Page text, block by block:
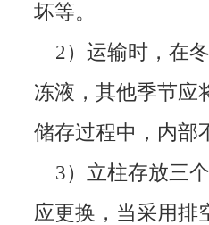
坏等。
2）运输时，在
冻液，其他季节应
储存过程中，内部
3）立柱存放三
应更换，当采用排